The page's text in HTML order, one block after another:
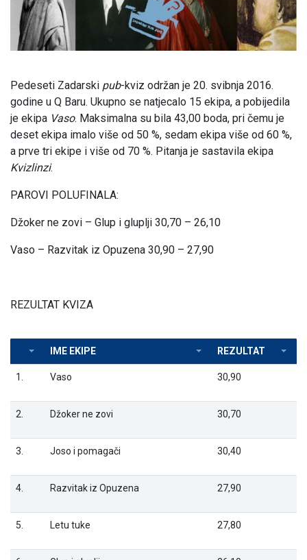
Pedeseti Zadarski pub-kviz održan je 20. svibnja 2016.
godine u Q Baru. Ukupno se natjecalo 15 ekipa, a pobijedila
je ekipa Vaso. Maksimalna su bila 43,00 boda, pri čemu je
deset ekipa imalo više od 50 %, sedam ekipa više od 60 %,
a prve tri ekipe i više od 70 %. Pitanja je sastavila ekipa
Kvizlinzi.
PAROVI POLUFINALA:
Džoker ne zovi – Glup i gluplji 30,70 – 26,10
Vaso – Razvitak iz Opuzena 30,90 – 27,90
REZULTAT KVIZA
IME EKIPE REZULTAT
1. Vaso 30,90
2. Džoker ne zovi 30,70
3. Joso i pomagači 30,40
4. Razvitak iz Opuzena 27,90
5. Letu tuke 27,80